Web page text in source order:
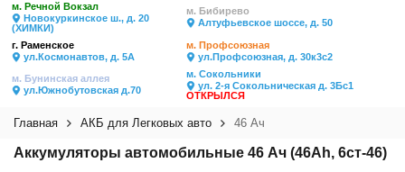
м. Речной Вокзал
Новокуркинское ш., д. 20
(ХИМКИ)
м. Бибирево
Алтуфьевское шоссе, д. 50
г. Раменское
ул.Космонавтов, д. 5А
м. Профсоюзная
ул.Профсоюзная, д. 30к3с2
м. Бунинская аллея
ул.Южнобутовская д.70
м. Сокольники
ул. 2-я Сокольническая д. 3Бс1
ОТКРЫЛСЯ
Главная АКБ для Легковых авто 46 Ач
Аккумуляторы автомобильные 46 Ач (46Ah, 6ст-46)